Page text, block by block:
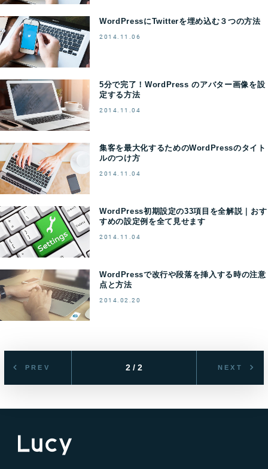
WordPressにTwitterを埋め込む３つの方法
2014.11.06
5分で完了！WordPress のアバター画像を設
定する方法
2014.11.04
集客を最大化するためのWordPressのタイト
ルのつけ方
2014.11.04
WordPress初期設定の33項目を全解説｜おす
すめの設定例を全て見せます
2014.11.04
WordPressで改行や段落を挿入する時の注意
点と方法
2014.02.20
PREV 2 / 2 NEXT